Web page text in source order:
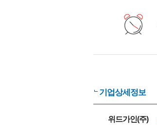
기업상세정보
위드가인(주)